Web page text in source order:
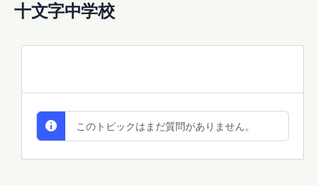
十文字中学校
このトピックはまだ質問がありません。